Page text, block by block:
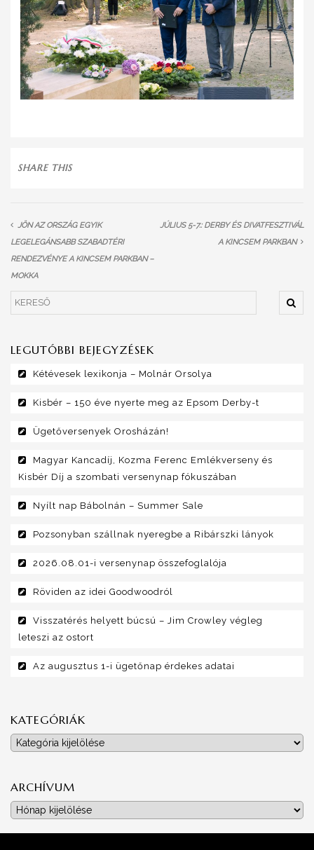
SHARE THIS
JÖN AZ ORSZÁG EGYIK
LEGELEGÁNSABB SZABADTÉRI
RENDEZVÉNYE A KINCSEM PARKBAN –
MOKKA
JÚLIUS 5-7.: DERBY ÉS DIVATFESZTIVÁL
A KINCSEM PARKBAN
LEGUTÓBBI BEJEGYZÉSEK
Kétévesek lexikonja – Molnár Orsolya
Kisbér – 150 éve nyerte meg az Epsom Derby-t
Ügetőversenyek Orosházán!
Magyar Kancadíj, Kozma Ferenc Emlékverseny és
Kisbér Díj a szombati versenynap fókuszában
Nyílt nap Bábolnán – Summer Sale
Pozsonyban szállnak nyeregbe a Ribárszki lányok
2026.08.01-i versenynap összefoglalója
Röviden az idei Goodwoodról
Visszatérés helyett búcsú – Jim Crowley végleg
leteszi az ostort
Az augusztus 1-i ügetőnap érdekes adatai
KATEGÓRIÁK
Kategóriák
ARCHÍVUM
Archívum